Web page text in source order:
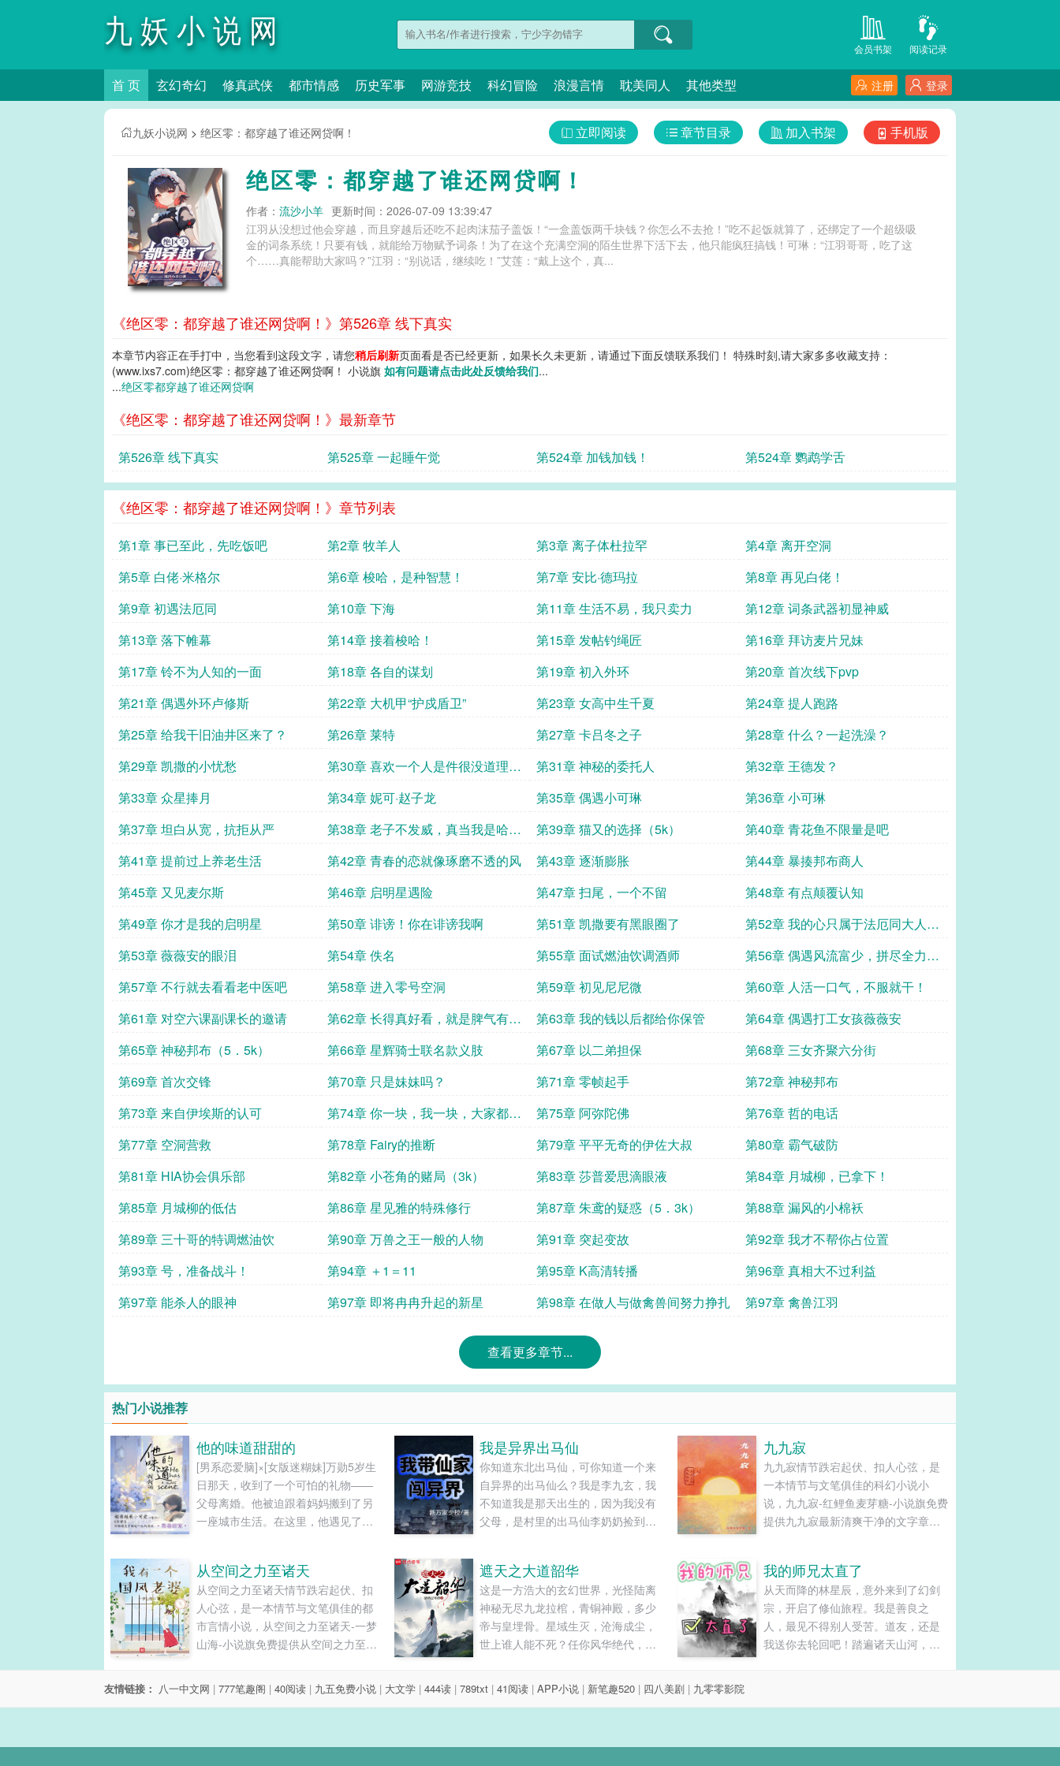
九妖小说网 阅读记录
会员书架
首 页 玄幻奇幻 修真武侠 都市情感 历史军事 网游竞技 科幻冒险 浪漫言情 耽美同人 其他类型 登录
注册
九妖小说网 > 绝区零：都穿越了谁还网贷啊！ 手机版
加入书架
章节目录
立即阅读
绝区零：都穿越了谁还网贷啊！
作者： 流沙小羊 更新时间：2026-07-09 13:39:47
江羽从没想过他会穿越，而且穿越后还吃不起肉沫茄子盖饭！“一盒盖饭两千块钱？你怎么不去抢！”吃不起饭就算了，还绑定了一个超级吸
金的词条系统！只要有钱，就能给万物赋予词条！为了在这个充满空洞的陌生世界下活下去，他只能疯狂搞钱！可琳：“江羽哥哥，吃了这
个……真能帮助大家吗？”江羽：“别说话，继续吃！”艾莲：“戴上这个，真...
《绝区零：都穿越了谁还网贷啊！》第526章 线下真实
本章节内容正在手打中，当您看到这段文字，请您稍后刷新页面看是否已经更新，如果长久未更新，请通过下面反馈联系我们！ 特殊时刻,请大家多多收藏支持：
(www.ixs7.com)绝区零：都穿越了谁还网贷啊！ 小说旗 如有问题请点击此处反馈给我们...
...绝区零都穿越了谁还网贷啊
《绝区零：都穿越了谁还网贷啊！》最新章节
第526章 线下真实 第525章 一起睡午觉 第524章 加钱加钱！ 第524章 鹦鹉学舌
《绝区零：都穿越了谁还网贷啊！》章节列表
第1章 事已至此，先吃饭吧 第2章 牧羊人 第3章 离子体杜拉罕
第4章 离开空洞
第5章 白佬·米格尔
第6章 梭哈，是种智慧！ 第7章 安比·德玛拉
第8章 再见白佬！
第9章 初遇法厄同
第10章 下海 第11章 生活不易，我只卖力
第12章 词条武器初显神威
第13章 落下帷幕
第14章 接着梭哈！ 第15章 发帖钓绳匠
第16章 拜访麦片兄妹
第17章 铃不为人知的一面
第18章 各自的谋划 第19章 初入外环
第20章 首次线下pvp
第21章 偶遇外环卢修斯
第22章 大机甲“护戍盾卫” 第23章 女高中生千夏
第24章 提人跑路
第25章 给我干旧油井区来了？
第26章 莱特 第27章 卡吕冬之子
第28章 什么？一起洗澡？
第29章 凯撒的小忧愁
第30章 喜欢一个人是件很没道理的
事
第31章 神秘的委托人
第32章 王德发？
第33章 众星捧月
第34章 妮可·赵子龙 第35章 偶遇小可琳
第36章 小可琳
第37章 坦白从宽，抗拒从严
第38章 老子不发威，真当我是哈喽
kiti啊
第39章 猫又的选择（5k）
第40章 青花鱼不限量是吧
第41章 提前过上养老生活
第42章 青春的恋就像琢磨不透的风 第43章 逐渐膨胀
第44章 暴揍邦布商人
第45章 又见麦尔斯
第46章 启明星遇险 第47章 扫尾，一个不留
第48章 有点颠覆认知
第49章 你才是我的启明星
第50章 诽谤！你在诽谤我啊 第51章 凯撒要有黑眼圈了
第52章 我的心只属于法厄同大人…
第53章 薇薇安的眼泪
第54章 佚名 第55章 面试燃油饮调酒师
第56章 偶遇风流富少，拼尽全力无
法战胜
第57章 不行就去看看老中医吧 第58章 进入零号空洞 第59章 初见尼尼微
第60章 人活一口气，不服就干！
第61章 对空六课副课长的邀请
第62章 长得真好看，就是脾气有点
怪
第63章 我的钱以后都给你保管
第64章 偶遇打工女孩薇薇安
第65章 神秘邦布（5．5k）
第66章 星辉骑士联名款义肢 第67章 以二弟担保
第68章 三女齐聚六分街
第69章 首次交锋
第70章 只是妹妹吗？ 第71章 零帧起手
第72章 神秘邦布
第73章 来自伊埃斯的认可
第74章 你一块，我一块，大家都不
用争了。
第75章 阿弥陀佛
第76章 哲的电话
第77章 空洞营救
第78章 Fairy的推断 第79章 平平无奇的伊佐大叔
第80章 霸气破防
第81章 HIA协会俱乐部
第82章 小苍角的赌局（3k） 第83章 莎普爱思滴眼液
第84章 月城柳，已拿下！
第85章 月城柳的低估
第86章 星见雅的特殊修行 第87章 朱鸢的疑惑（5．3k）
第88章 漏风的小棉袄
第89章 三十哥的特调燃油饮
第90章 万兽之王一般的人物 第91章 突起变故
第92章 我才不帮你占位置
第93章 号，准备战斗！
第94章 ＋1＝11 第95章 K高清转播
第96章 真相大不过利益
第97章 能杀人的眼神
第97章 即将冉冉升起的新星 第98章 在做人与做禽兽间努力挣扎 第97章 禽兽江羽
查看更多章节...
热门小说推荐
他的味道甜甜的
[男系恋爱脑]×[女版迷糊妹]万勋5岁生
日那天，收到了一个可怕的礼物——
父母离婚。他被迫跟着妈妈搬到了另
一座城市生活。在这里，他遇见了一
2养福福。-----------------她叫沐福福，
是被万勋看着长大的女孩。自从5岁时
见到万勋后，她就觉......
我是异界出马仙
你知道东北出马仙，可你知道一个来
自异界的出马仙么？我是李九玄，我
不知道我是那天出生的，因为我没有
父母，是村里的出马仙李奶奶捡到后
九九寂
九九寂情节跌宕起伏、扣人心弦，是
一本情节与文笔俱佳的科幻小说小
说，九九寂-红鲤鱼麦芽糖-小说旗免费
提供九九寂最新清爽干净的文字章节
从空间之力至诸天
从空间之力至诸天情节跌宕起伏、扣
人心弦，是一本情节与文笔俱佳的都
市言情小说，从空间之力至诸天-一梦
山海-小说旗免费提供从空间之力至诸
和TXT下载。...
遮天之大道韶华
这是一方浩大的玄幻世界，光怪陆离
神秘无尽九龙拉棺，青铜神殿，多少
帝与皇埋骨。星域生灭，沧海成尘，
世上谁人能不死？任你风华绝代，到
不过秋，你我一样在争渡。一个穿越
之人，行走在这苍茫天地...谁在红尘
我的师兄太直了
从天而降的林星辰，意外来到了幻剑
宗，开启了修仙旅程。我是善良之
人，最见不得别人受苦。道友，还是
我送你去轮回吧！踏遍诸天山河，我
友情链接： 八一中文网 | 777笔趣阁 | 40阅读 | 九五免费小说 | 大文学 | 444读 | 789txt | 41阅读 | APP小说 | 新笔趣520 | 四八美剧 | 九零零影院